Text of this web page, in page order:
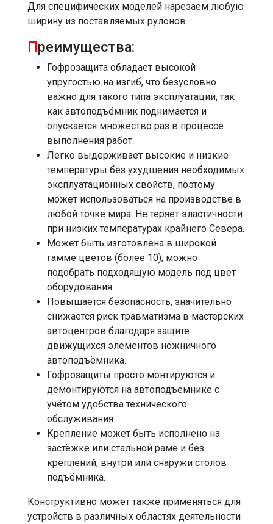
Для специфических моделей нарезаем любую
ширину из поставляемых рулонов.
Преимущества:
Гофрозащита обладает высокой
упругостью на изгиб, что безусловно
важно для такого типа эксплуатации, так
как автоподъёмник поднимается и
опускается множество раз в процессе
выполнения работ.
Легко выдерживает высокие и низкие
температуры без ухудшения необходимых
эксплуатационных свойств, поэтому
может использоваться на производстве в
любой точке мира. Не теряет эластичности
при низких температурах крайнего Севера.
Может быть изготовлена в широкой
гамме цветов (более 10), можно
подобрать подходящую модель под цвет
оборудования.
Повышается безопасность, значительно
снижается риск травматизма в мастерских
автоцентров благодаря защите
движущихся элементов ножничного
автоподъёмника.
Гофрозащиты просто монтируются и
демонтируются на автоподъёмнике с
учётом удобства технического
обслуживания.
Крепление может быть исполнено на
застёжке или стальной раме и без
креплений, внутри или снаружи столов
подъёмника.
Конструктивно может также применяться для
устройств в различных областях деятельности